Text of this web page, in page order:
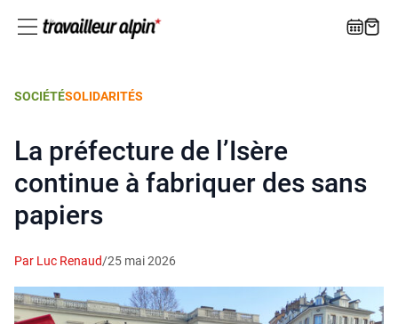
SOCIÉTÉSOLIDARITÉS
La préfecture de l’Isère
continue à fabriquer des sans
papiers
Par Luc Renaud/25 mai 2026